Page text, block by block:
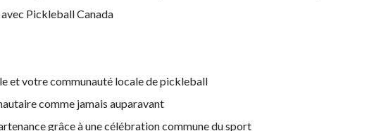
Pickleball Canada
et votre communauté locale de pickleball
comme jamais auparavant
grâce à une célébration commune du sport